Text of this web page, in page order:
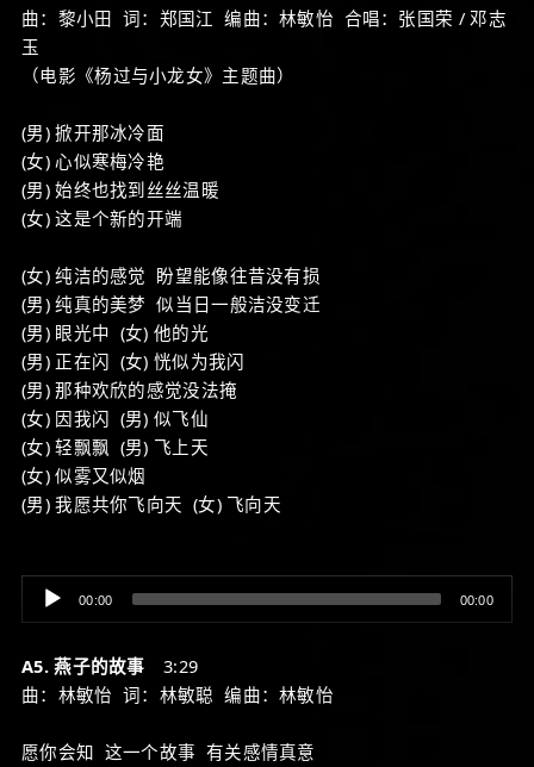
曲：黎小田 词：郑国江 编曲：林敏怡 合唱：张国荣 / 邓志
玉
（电影《杨过与小龙女》主题曲）
(男) 掀开那冰冷面
(女) 心似寒梅冷艳
(男) 始终也找到丝丝温暖
(女) 这是个新的开端
(女) 纯洁的感觉 盼望能像往昔没有损
(男) 纯真的美梦 似当日一般洁没变迁
(男) 眼光中 (女) 他的光
(男) 正在闪 (女) 恍似为我闪
(男) 那种欢欣的感觉没法掩
(女) 因我闪 (男) 似飞仙
(女) 轻飘飘 (男) 飞上天
(女) 似雾又似烟
(男) 我愿共你飞向天 (女) 飞向天
Audio
Player
00:00 00:00
A5. 燕子的故事 3:29
曲：林敏怡 词：林敏聪 编曲：林敏怡
愿你会知 这一个故事 有关感情真意